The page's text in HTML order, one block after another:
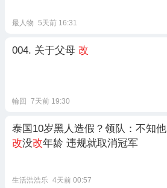
最人物 5天前 16:31
004. 关于父母 改
輪回 7天前 19:30
泰国10岁黑人造假？领队：不知他
改没改年龄 违规就取消冠军
生活浩浩乐 4天前 00:57